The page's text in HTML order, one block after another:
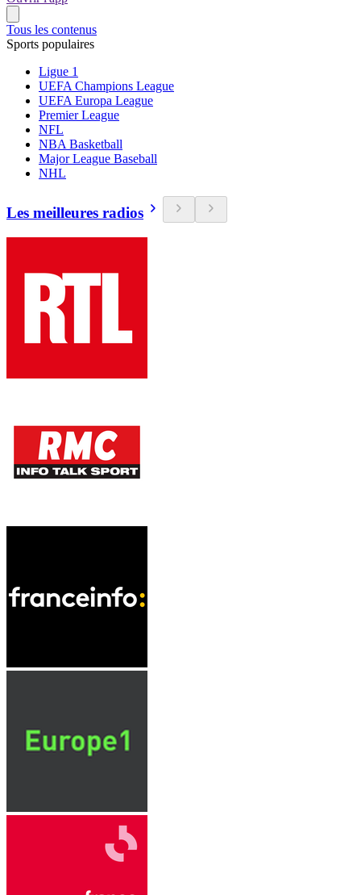
Tous les contenus
Sports populaires
Ligue 1
UEFA Champions League
UEFA Europa League
Premier League
NFL
NBA Basketball
Major League Baseball
NHL
Les meilleures radios